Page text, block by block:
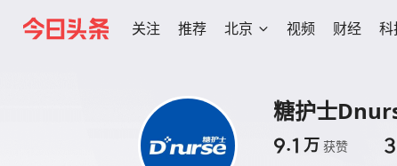
关注 推荐 北京 视频 财经 科
糖护士
9.1 万 获赞